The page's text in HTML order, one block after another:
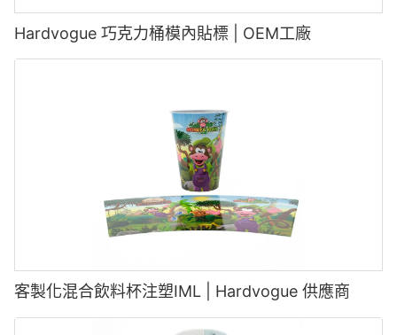
Hardvogue 巧克力桶模內貼標 | OEM工廠
客製化混合飲料杯注塑IML | Hardvogue 供應商